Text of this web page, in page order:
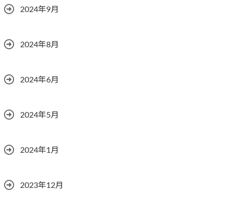
2024年9月
2024年8月
2024年6月
2024年5月
2024年1月
2023年12月